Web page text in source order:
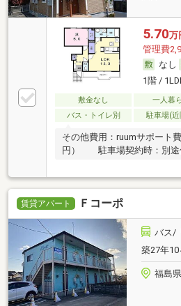
5.70万
管理費
なし
1階 /
敷金なし 一人暮
バス・トイレ別
駐車場(近
その他費用：ruumサポート
円） 駐車場契約時：別途
賃貸アパート Ｆコーポ
バス/
築27年
福島